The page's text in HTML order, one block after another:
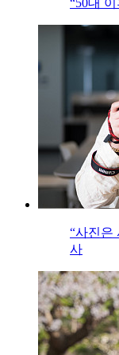
“50대
“사진은
사